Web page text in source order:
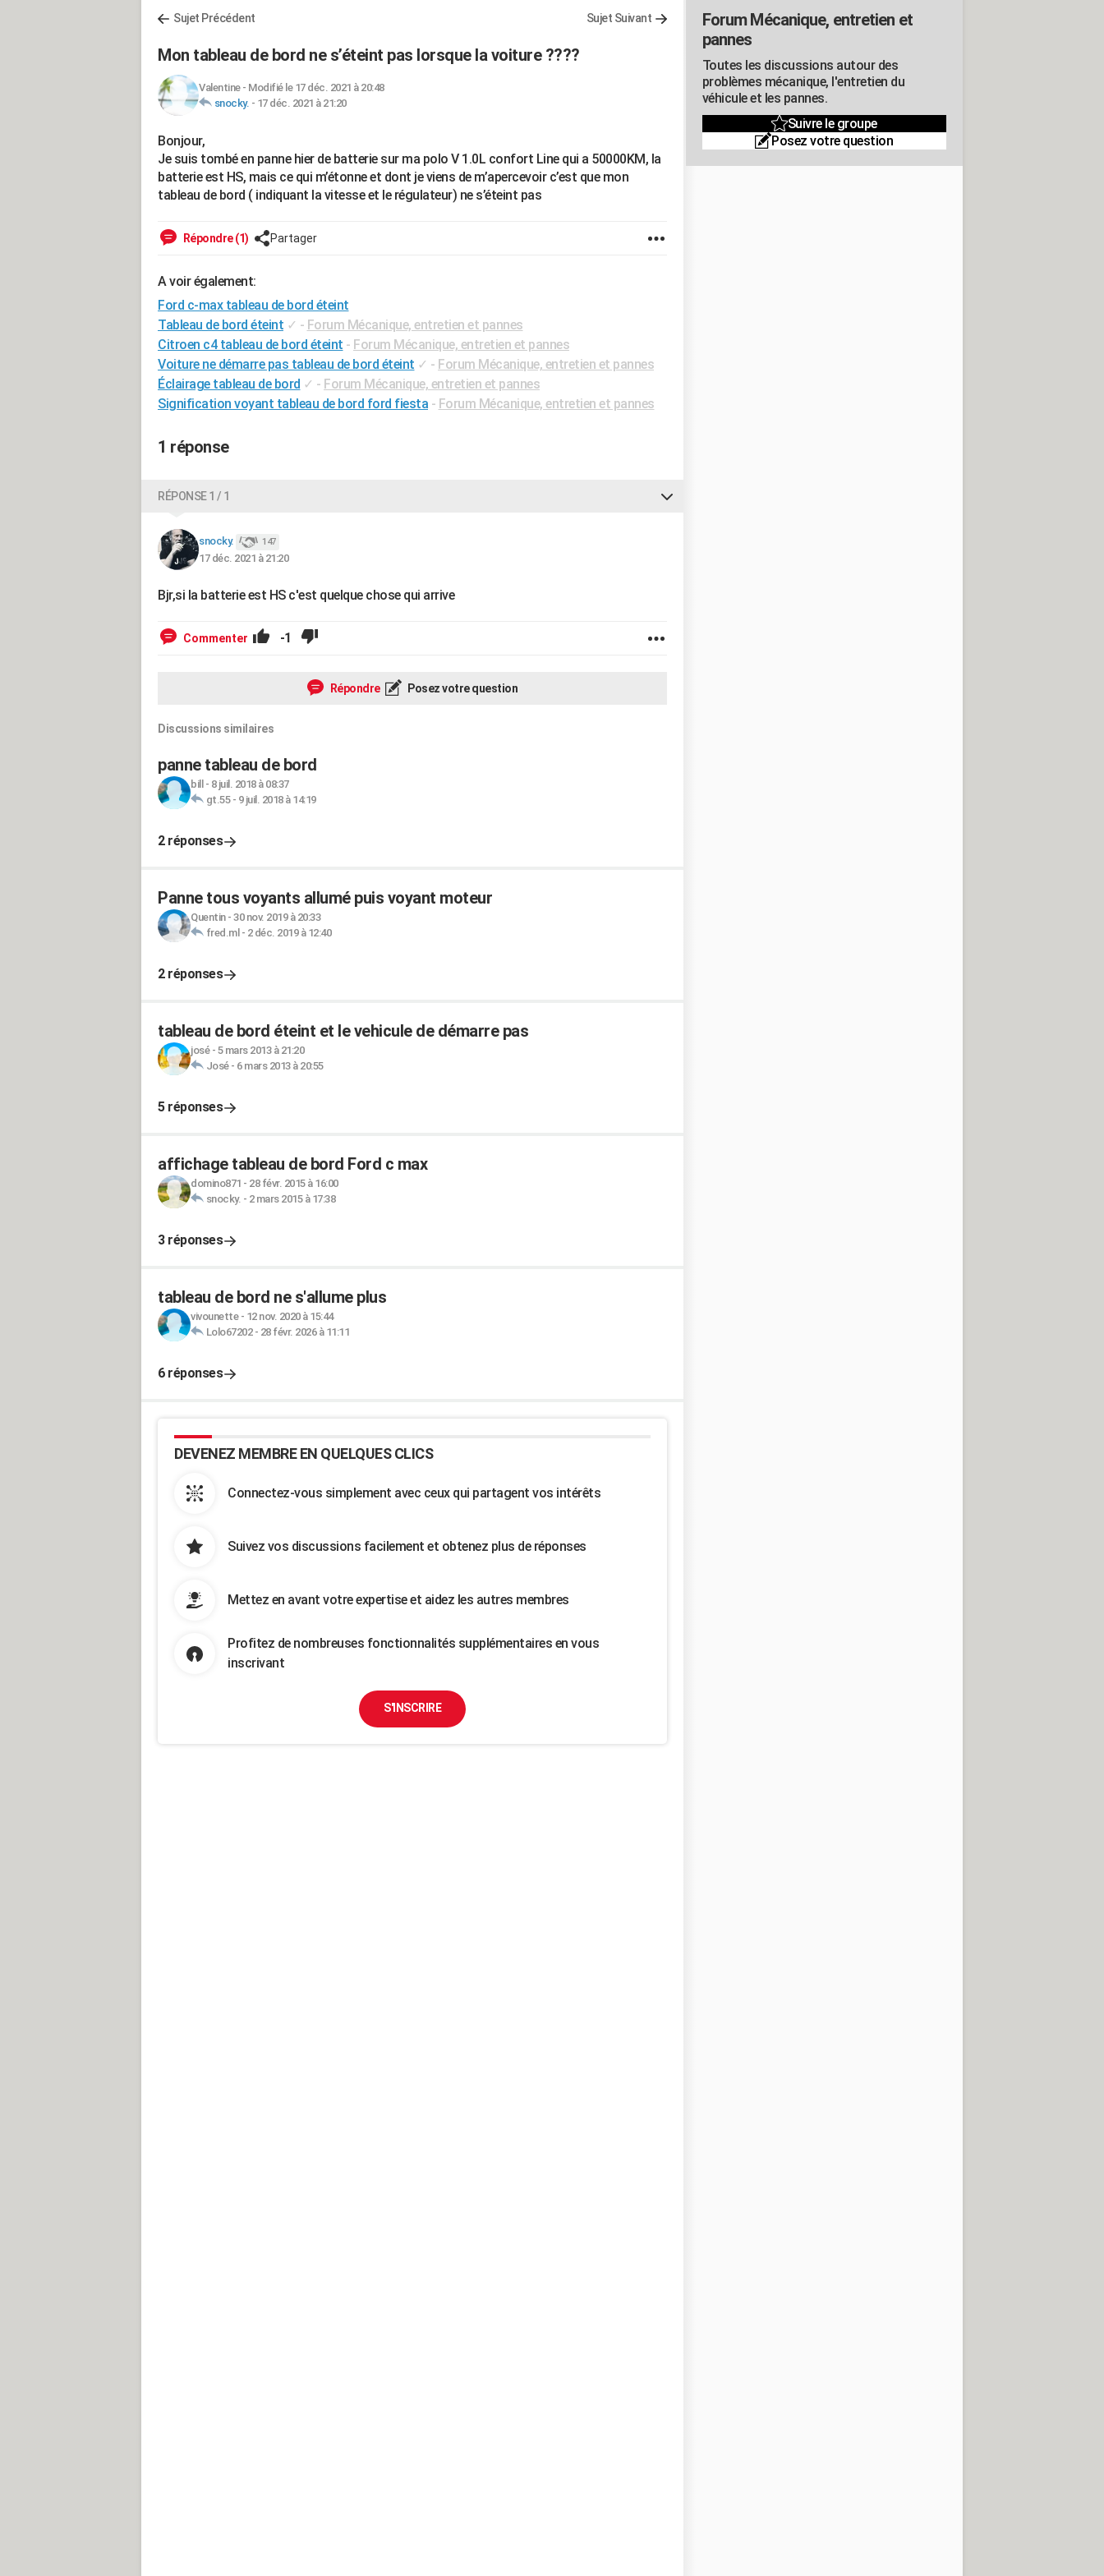
Sujet Précédent Sujet Suivant
Mon tableau de bord ne s’éteint pas lorsque la voiture ????
Valentine- Modifié le 17 déc. 2021 à 20:48
snocky. - 17 déc. 2021 à 21:20
Bonjour,
Je suis tombé en panne hier de batterie sur ma polo V 1.0L confort Line qui a 50000KM, la
batterie est HS, mais ce qui m’étonne et dont je viens de m’apercevoir c’est que mon
tableau de bord ( indiquant la vitesse et le régulateur) ne s’éteint pas
Répondre (1) Partager
A voir également:
Ford c-max tableau de bord éteint
Tableau de bord éteint ✓ - Forum Mécanique, entretien et pannes
Citroen c4 tableau de bord éteint - Forum Mécanique, entretien et pannes
Voiture ne démarre pas tableau de bord éteint ✓ - Forum Mécanique, entretien et pannes
Éclairage tableau de bord ✓ - Forum Mécanique, entretien et pannes
Signification voyant tableau de bord ford fiesta - Forum Mécanique, entretien et pannes
1 réponse
RÉPONSE 1 / 1
snocky. 147
17 déc. 2021 à 21:20
Bjr,si la batterie est HS c'est quelque chose qui arrive
Commenter -1
Répondre Posez votre question
Discussions similaires
panne tableau de bord
bill - 8 juil. 2018 à 08:37
gt.55- 9 juil. 2018 à 14:19
2 réponses
Panne tous voyants allumé puis voyant moteur
Quentin- 30 nov. 2019 à 20:33
fred.ml - 2 déc. 2019 à 12:40
2 réponses
tableau de bord éteint et le vehicule de démarre pas
josé- 5 mars 2013 à 21:20
José- 6 mars 2013 à 20:55
5 réponses
affichage tableau de bord Ford c max
domino871 - 28 févr. 2015 à 16:00
snocky. - 2 mars 2015 à 17:38
3 réponses
tableau de bord ne s'allume plus
vivounette- 12 nov. 2020 à 15:44
Lolo67202- 28 févr. 2026 à 11:11
6 réponses
DEVENEZ MEMBRE EN QUELQUES CLICS
Connectez-vous simplement avec ceux qui partagent vos intérêts
Suivez vos discussions facilement et obtenez plus de réponses
Mettez en avant votre expertise et aidez les autres membres
Profitez de nombreuses fonctionnalités supplémentaires en vous
inscrivant
S'INSCRIRE
Forum Mécanique, entretien et
pannes
Toutes les discussions autour des
problèmes mécanique, l'entretien du
véhicule et les pannes.
Suivre le groupe
Posez votre question